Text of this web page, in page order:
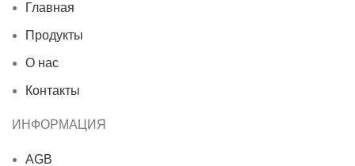
Главная
Продукты
О нас
Контакты
ИНФОРМАЦИЯ
AGB